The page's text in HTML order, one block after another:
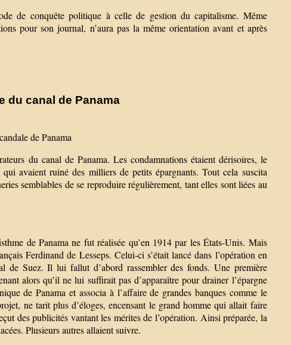
de conquête politique à celle de gestion du capitalisme. Même
pour son journal, n’aura pas la même orientation avant et après
du canal de Panama
de Panama
du canal de Panama. Les condamnations étaient dérisoires, le
avaient ruiné des milliers de petits épargnants. Tout cela suscita
semblables de se reproduire régulièrement, tant elles sont liées au
de Panama ne fut réalisée qu’en 1914 par les États-Unis. Mais
Ferdinand de Lesseps. Celui-ci s’était lancé dans l’opération en
de Suez. Il lui fallut d’abord rassembler des fonds. Une première
alors qu’il ne lui suffirait pas d’apparaître pour drainer l’épargne
de Panama et associa à l’affaire de grandes banques comme le
ne tarit plus d’éloges, encensant le grand homme qui allait faire
des publicités vantant les mérites de l’opération. Ainsi préparée, la
Plusieurs autres allaient suivre.